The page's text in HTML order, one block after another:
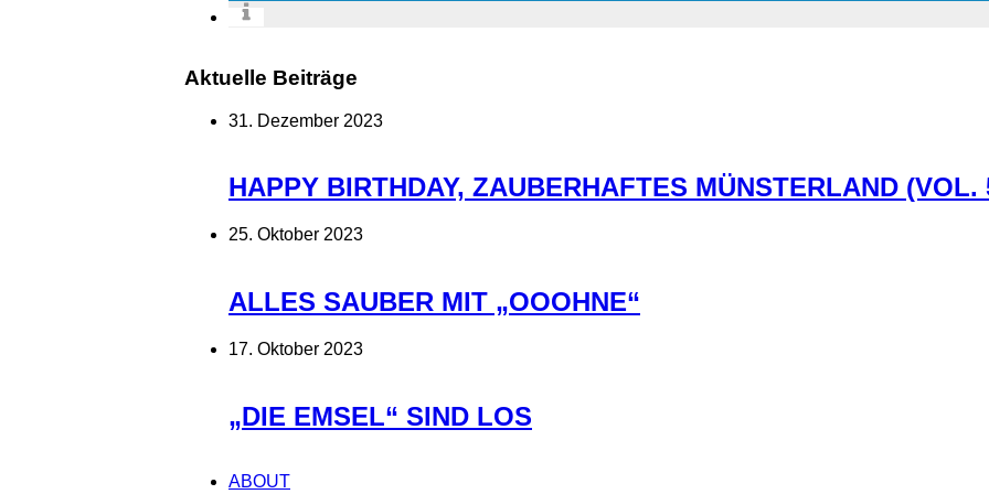
Aktuelle Beiträge
31. Dezember 2023
HAPPY BIRTHDAY, ZAUBERHAFTES MÜNSTERLAND (VOL.
25. Oktober 2023
ALLES SAUBER MIT „OOOHNE“
17. Oktober 2023
„DIE EMSEL“ SIND LOS
ABOUT